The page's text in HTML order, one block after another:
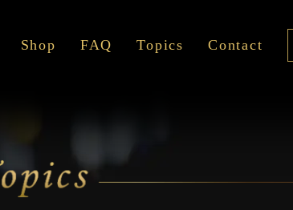
Shop FAQ Topics Contact